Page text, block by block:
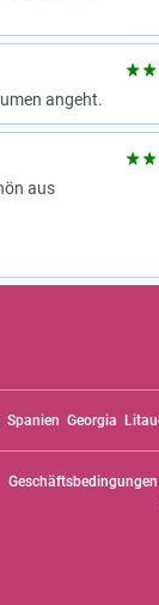
angeht.
aus
Spanien Georgia
Geschäftsbedingungen